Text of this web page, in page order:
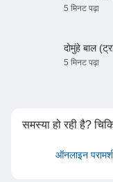
5 मिनट पढ़ा
दोमुंहे बाल
5 मिनट पढ़ा
समस्या हो रही है?
ऑनलाइन